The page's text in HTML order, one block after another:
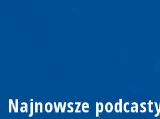
Najnowsze